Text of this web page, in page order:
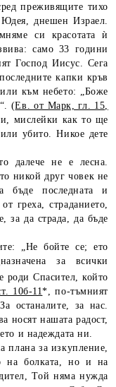
преживящите тихо
днешен Израел.
си красотата ѝ
само 33 години
Господ Иисус. Сега
капки кръв
към небето: „Боже
(Ев. от Марк, гл. 15,
мислейки как то ще
убито. Никое дете
далече не е лесна.
никой друг човек не
последната и
греха, страданието,
за да страда, да бъде
„Не бойте се; ето
за всички
роди Спасител, който
10б-11*, по-тъмният
останалите, за нас.
носят нашата радост,
и надеждата ни.
плана за изкупление,
на болката, но и на
Той няма нужда